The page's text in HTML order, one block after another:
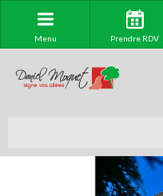
Menu Prendre RDV